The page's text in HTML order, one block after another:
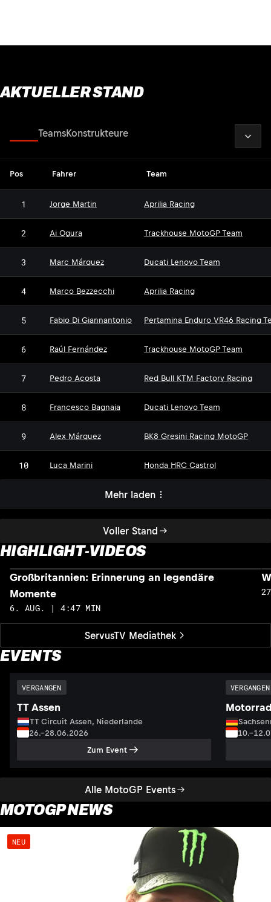
AKTUELLER STAND
Voller Stand
TeamsKonstrukteure
Pos Fahrer Team
1 Jorge Martin Aprilia Racing
2 Ai Ogura Trackhouse MotoGP Team
3 Marc Márquez Ducati Lenovo Team
4 Marco Bezzecchi Aprilia Racing
5 Fabio Di Giannantonio Pertamina Enduro VR46 Racing
6 Raúl Fernández Trackhouse MotoGP Team
7 Pedro Acosta Red Bull KTM Factory Racing
8 Francesco Bagnaia Ducati Lenovo Team
9 Alex Márquez BK8 Gresini Racing MotoGP
10 Luca Marini Honda HRC Castrol
Mehr laden
HIGHLIGHT-VIDEOS
ServusTV Mediathek
Großbritannien: Erinnerung an legendäre
Momente
6. AUG. | 4:47 MIN
EVENTS
Alle MotoGP Events
VERGANGEN
TT Assen
TT Circuit Assen, Niederlande
26.–28.06.2026
Zum Event
VERGANGEN
MOTOGP NEWS
NEU